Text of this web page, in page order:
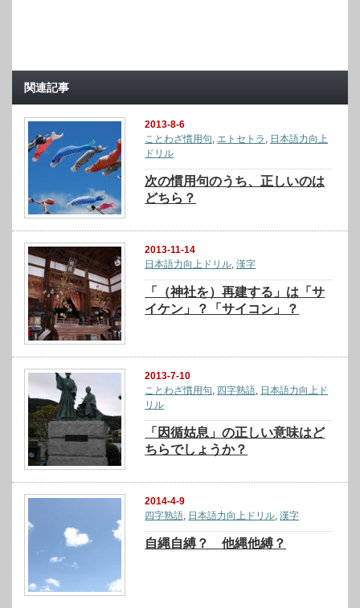
関連記事
2013-8-6
ことわざ慣用句, エトセトラ , 日本語力向上
ドリル
次の慣用句のうち、正しいのは
どちら？
2013-11-14
日本語力向上ドリル,漢字
「（神社を）再建する」は「サ
イケン」？「サイコン」？
2013-7-10
ことわざ慣用句 四字熟語 日本語力向上ド
リル
「因循姑息」の正しい意味はど
ちらでしょうか？
2014-4-9
四字熟語, 日本語力向上ドリル,漢字
自縄自縛？ 他縄他縛？